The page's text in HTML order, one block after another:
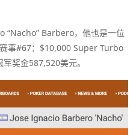
“Nacho” Barbero，他也是一位
事#67：$10,000 Super Turbo
奖金587,520美元。